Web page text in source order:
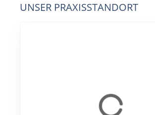
UNSER PRAXISSTANDORT